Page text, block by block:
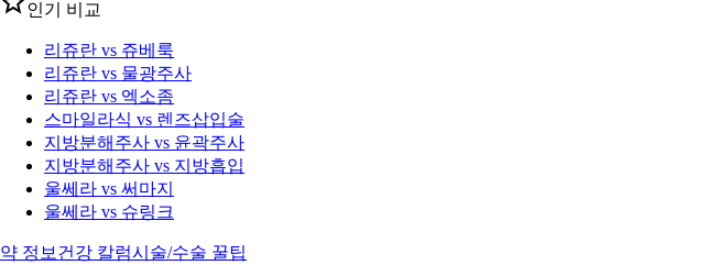
인기 비교
리쥬란 vs 쥬베룩
리쥬란 vs 물광주사
리쥬란 vs 엑소좀
스마일라식 vs 렌즈삽입술
지방분해주사 vs 윤곽주사
지방분해주사 vs 지방흡입
울쎄라 vs 써마지
울쎄라 vs 슈링크
약 정보 건강 칼럼시술/수술 꿀팁